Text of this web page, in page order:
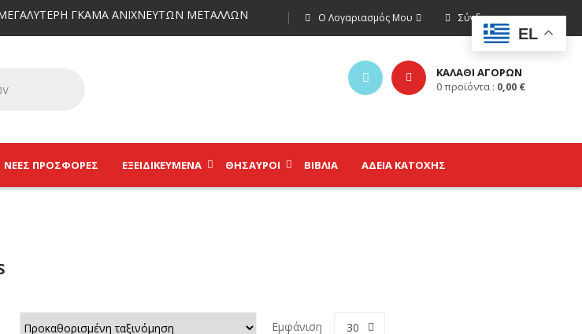
Σύνδεση
Ο Λογαριασμός Μου
ΑΝΙΧΝΕΥΤΩΝ ΜΕΤΑΛΛΩΝ
ΚΑΛΑΘΙ ΑΓΟΡΩΝ
0προϊόντα : 0,00 €
ΝΕΕΣ ΠΡΟΣΦΟΡΕΣ ΕΞΕΙΔΙΚΕΥΜΈΝΑ ΘΗΣΑΥΡΟΊ ΒΙΒΛΊΑ ΑΔΕΙΑ ΚΑΤΟΧΗΣ
Εμφάνιση 30
EL